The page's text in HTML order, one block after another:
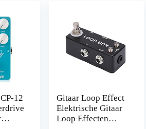
12
Gitaar Loop Effect
Elektrische Gitaar
Loop Effecten